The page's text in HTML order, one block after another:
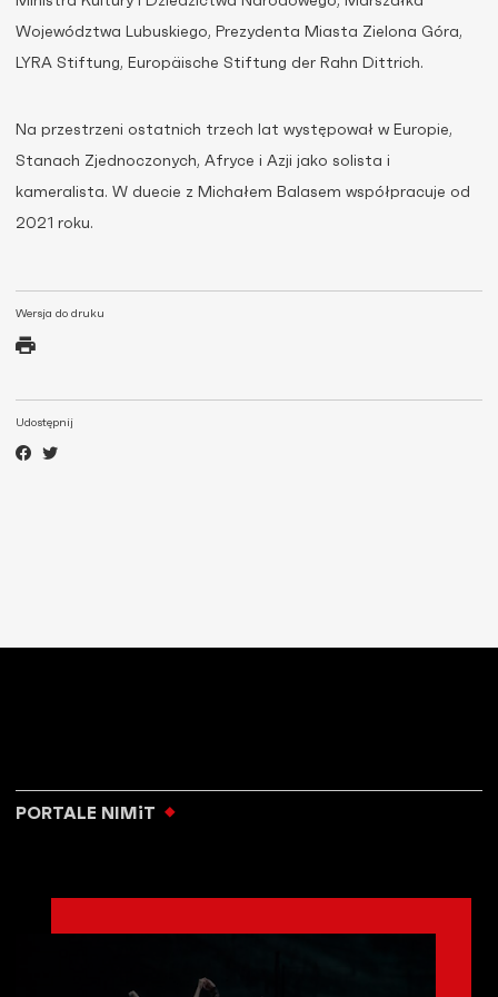
Wersja do druku
Udostępnij
Województwa Lubuskiego, Prezydenta Miasta Zielona Góra,
LYRA Stiftung, Europäische Stiftung der Rahn Dittrich.
Na przestrzeni ostatnich trzech lat występował w Europie,
Stanach Zjednoczonych, Afryce i Azji jako solista i
kameralista. W duecie z Michałem Balasem współpracuje od
2021 roku.
PORTALE NIMiT